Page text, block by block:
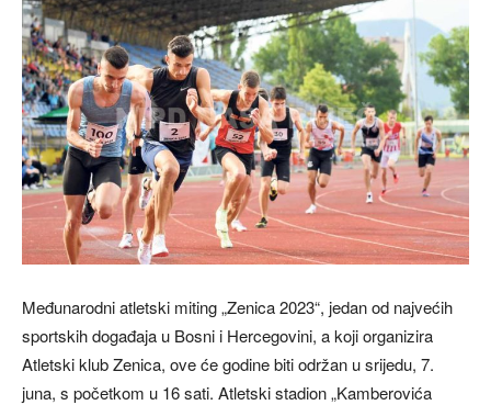
Međunarodni atletski miting „Zenica 2023“, jedan od najvećih
sportskih događaja u Bosni i Hercegovini, a koji organizira
Atletski klub Zenica, ove će godine biti održan u srijedu, 7.
juna, s početkom u 16 sati. Atletski stadion „Kamberovića